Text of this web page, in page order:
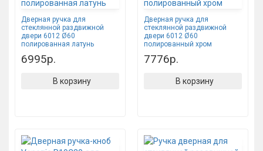
Дверная ручка для
стеклянной раздвижной
двери 6012 Ø60
полированная латунь
6995р.
В корзину
Дверная ручка для
стеклянной раздвижной
двери 6012 Ø60
полированный хром
7776р.
В корзину